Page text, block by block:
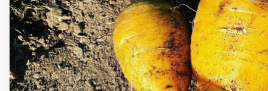
お知らせ
ヘルプ